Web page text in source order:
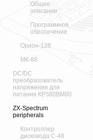
Общее
описание
Программное
обеспечение
Орион-128
МК-88
DC/DC
преобразователь
напряжения для
питания КР580ВМ80
ZX-Spectrum
peripherals
Контроллер
дисковода С-48